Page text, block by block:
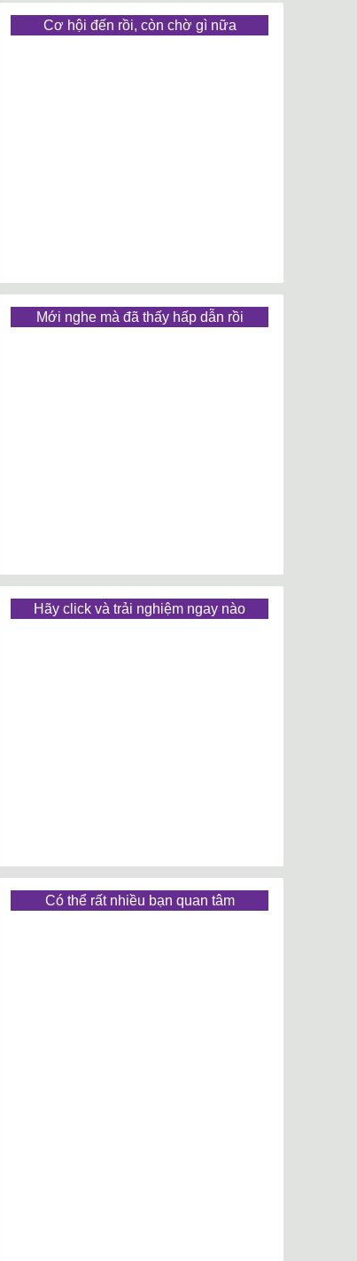
Cơ hội đến rồi, còn chờ gì nữa
Mới nghe mà đã thấy hấp dẫn rồi
Hãy click và trải nghiệm ngay nào
Có thể rất nhiều bạn quan tâm